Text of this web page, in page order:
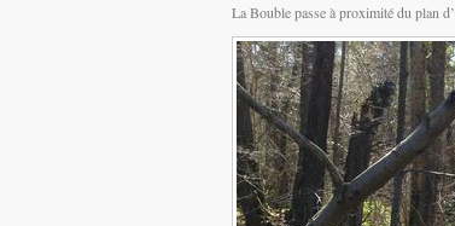
La Bouble passe à proximité du plan